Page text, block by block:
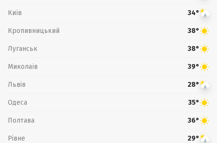
Київ 34°
Кропивницький 38°
Луганськ 38°
Миколаїв 39°
Львів 28°
Одеса 35°
Полтава 36°
Рівне 29°